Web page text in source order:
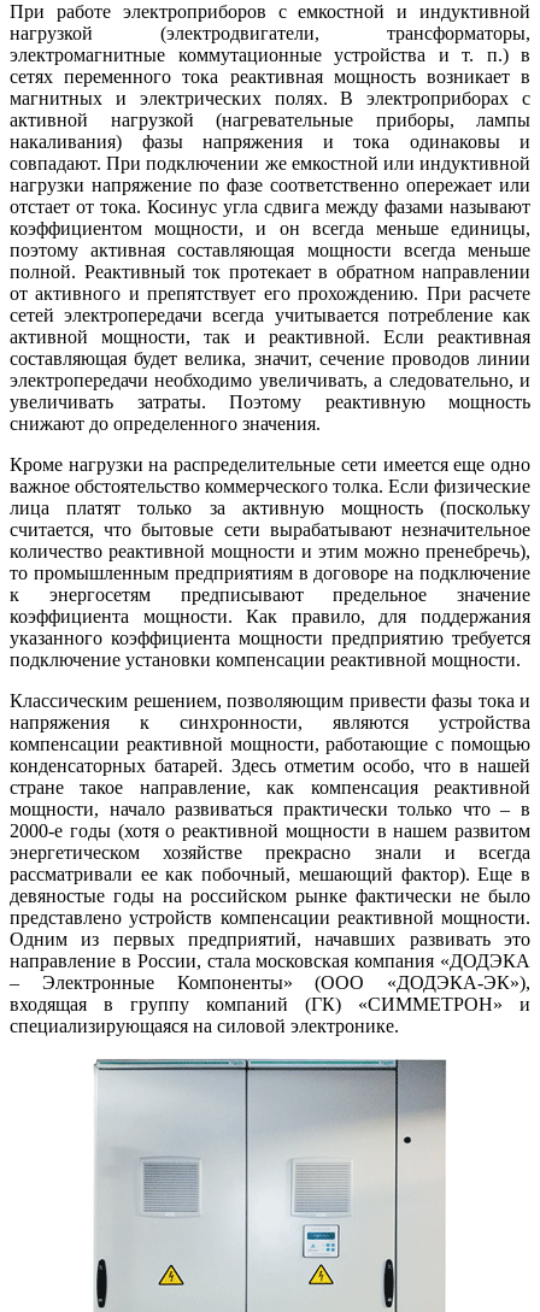
При работе электроприборов с емкостной и индуктивной
нагрузкой (электродвигатели, трансформаторы,
электромагнитные коммутационные устройства и т. п.) в
сетях переменного тока реактивная мощность возникает в
магнитных и электрических полях. В электроприборах с
активной нагрузкой (нагревательные приборы, лампы
накаливания) фазы напряжения и тока одинаковы и
совпадают. При подключении же емкостной или индуктивной
нагрузки напряжение по фазе соответственно опережает или
отстает от тока. Косинус угла сдвига между фазами называют
коэффициентом мощности, и он всегда меньше единицы,
поэтому активная составляющая мощности всегда меньше
полной. Реактивный ток протекает в обратном направлении
от активного и препятствует его прохождению. При расчете
сетей электропередачи всегда учитывается потребление как
активной мощности, так и реактивной. Если реактивная
составляющая будет велика, значит, сечение проводов линии
электропередачи необходимо увеличивать, а следовательно, и
увеличивать затраты. Поэтому реактивную мощность
снижают до определенного значения.
Кроме нагрузки на распределительные сети имеется еще одно
важное обстоятельство коммерческого толка. Если физические
лица платят только за активную мощность (поскольку
считается, что бытовые сети вырабатывают незначительное
количество реактивной мощности и этим можно пренебречь),
то промышленным предприятиям в договоре на подключение
к энергосетям предписывают предельное значение
коэффициента мощности. Как правило, для поддержания
указанного коэффициента мощности предприятию требуется
подключение установки компенсации реактивной мощности.
Классическим решением, позволяющим привести фазы тока и
напряжения к синхронности, являются устройства
компенсации реактивной мощности, работающие с помощью
конденсаторных батарей. Здесь отметим особо, что в нашей
стране такое направление, как компенсация реактивной
мощности, начало развиваться практически только что – в
2000‑е годы (хотя о реактивной мощности в нашем развитом
энергетическом хозяйстве прекрасно знали и всегда
рассматривали ее как побочный, мешающий фактор). Еще в
девяностые годы на российском рынке фактически не было
представлено устройств компенсации реактивной мощности.
Одним из первых предприятий, начавших развивать это
направление в России, стала московская компания «­ДОДЭКА
– Электронные Компоненты» (ООО «ДОДЭКА-ЭК»),
входящая в группу компаний (ГК) «СИММЕТРОН» и
специализирующаяся на силовой электронике.